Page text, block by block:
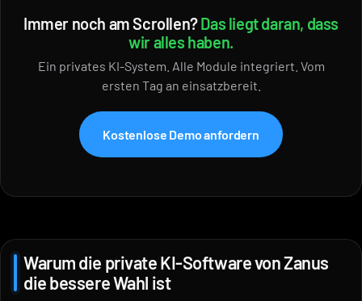
Immer noch am Scrollen?Das liegt daran, dass
wir alles haben.
Ein privates KI-System. Alle Module integriert. Vom
ersten Tag an einsatzbereit.
Kostenlose Demo anfordern
Warum die private KI-Software von Zanus
die bessere Wahl ist